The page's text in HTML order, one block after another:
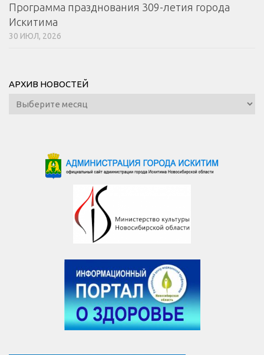
Программа празднования 309-летия города
Искитима
30 ИЮЛ, 2026
АРХИВ НОВОСТЕЙ
Архив
новостей